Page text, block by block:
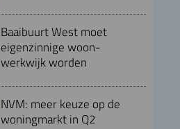
Baaibuurt West moet
eigenzinnige woon-
werkwijk worden
NVM: meer keuze op de
woningmarkt in Q2